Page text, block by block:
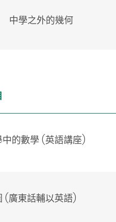
中學之外的幾何
中的數學 (英語講座)
(廣東話輔以英語)